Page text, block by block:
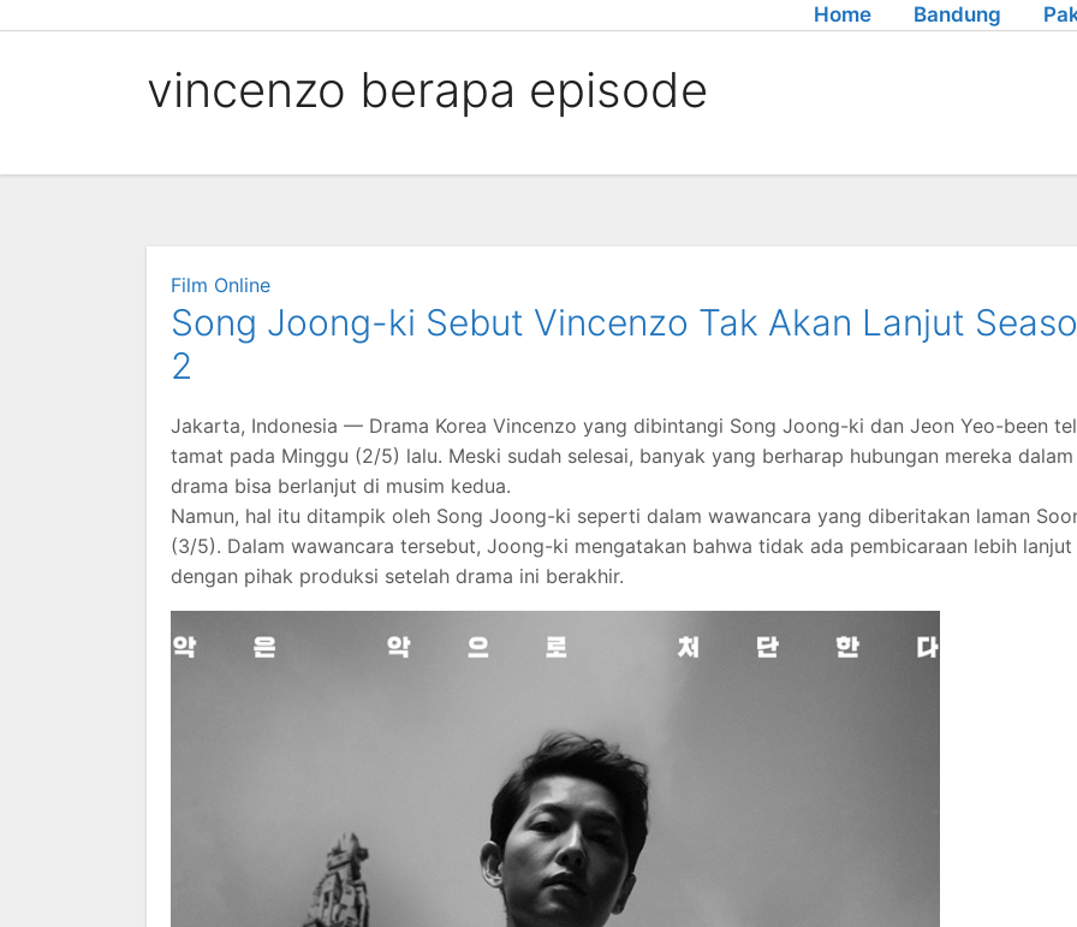
Home Bandung
vincenzo berapa episode
Film Online
Song Joong-ki Sebut Vincenzo Tak Akan Lanjut
2
Jakarta, Indonesia — Drama Korea Vincenzo yang dibintangi Song Joong-ki dan Jeon Yeo-been
tamat pada Minggu (2/5) lalu. Meski sudah selesai, banyak yang berharap hubungan mereka dalam
drama bisa berlanjut di musim kedua.
Namun, hal itu ditampik oleh Song Joong-ki seperti dalam wawancara yang diberitakan laman
(3/5). Dalam wawancara tersebut, Joong-ki mengatakan bahwa tidak ada pembicaraan lebih lanjut
dengan pihak produksi setelah drama ini berakhir.